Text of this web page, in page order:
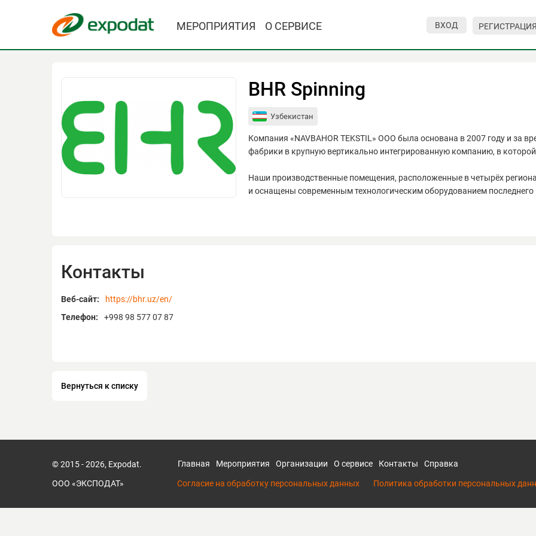
МЕРОПРИЯТИЯ О СЕРВИСЕ ВХОД
BHR Spinning
Узбекистан
Компания «NAVBAHOR TEKSTIL» ООО была основана в 2007 году и за
фабрики в крупную вертикально интегрированную компанию, в
Наши производственные помещения, расположенные в четырёх
и оснащены современным технологическим оборудованием последнего
Контакты
Веб-сайт:
https://bhr.uz/en/
Телефон:
+998 98 577 07 87
Вернуться к списку
© 2015 - 2026, Expodat.
ООО «ЭКСПОДАТ»
Главная Мероприятия Организации О сервисе Контакты Справка
Согласие на обработку персональных данных Политика обработки персональных